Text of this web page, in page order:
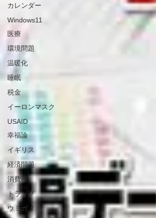
カレンダー
Windows11
医療
環境問題
温暖化
睡眠
税金
イーロンマスク
USAID
幸福論
イギリス
経済問題
消費税
トランプ
ウミガメ